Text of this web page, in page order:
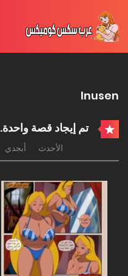
Inusen
تم إيجاد قصة واحدة.
الأحدث أبجدي